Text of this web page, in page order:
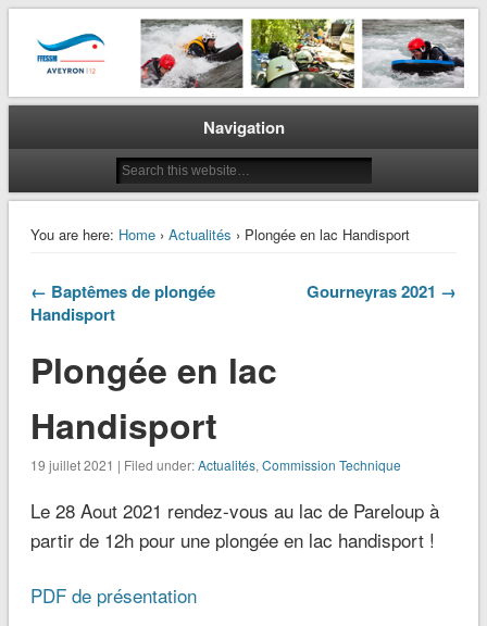
CODEP 12
La plongée en Aveyron…
Navigation
You are here: Home› Actualités › Plongée en lac Handisport
← Baptêmes de plongée
Handisport
Gourneyras 2021 →
Plongée en lac
Handisport
19 juillet 2021 | Filed under:Actualités, Commission Technique
Le 28 Aout 2021 rendez-vous au lac de Pareloup à
partir de 12h pour une plongée en lac handisport !
PDF de présentation